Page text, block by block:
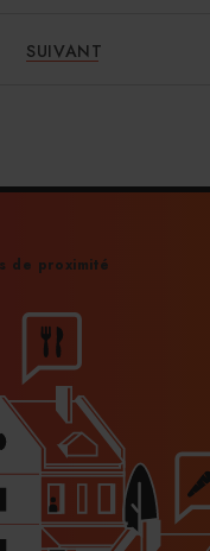
SUIVANT
de proximité